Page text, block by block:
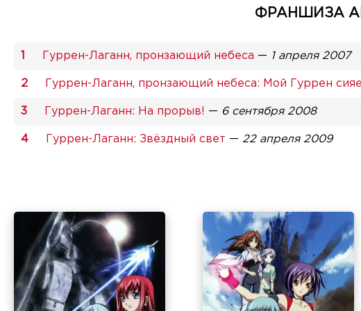
ФРАНШИЗА
Гуррен-Лаганн, пронзающий небеса — 1 апреля 2007
Гуррен-Лаганн, пронзающий небеса: Мой Гуррен
Гуррен-Лаганн: На прорыв! — 6 сентября 2008
Гуррен-Лаганн: Звёздный свет — 22 апреля 2009